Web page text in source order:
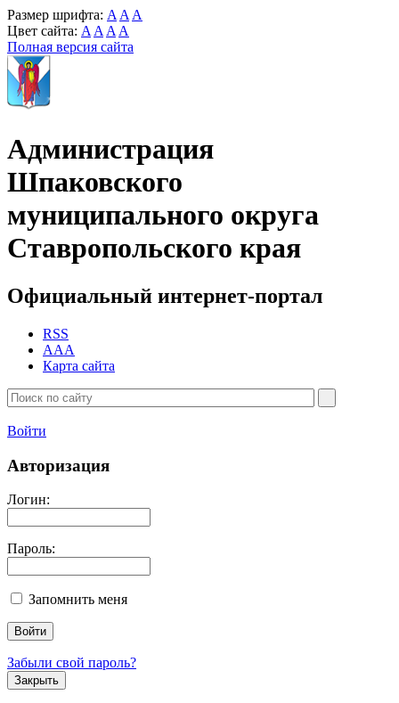
Размер шрифта: A A A
Цвет сайта: A A A A
Полная версия сайта
Администрация
Шпаковского
муниципального округа
Ставропольского края
Официальный интернет-портал
RSS
AAA
Карта сайта
Войти
Авторизация
Логин:
Пароль:
Запомнить меня
Забыли свой пароль?
Закрыть